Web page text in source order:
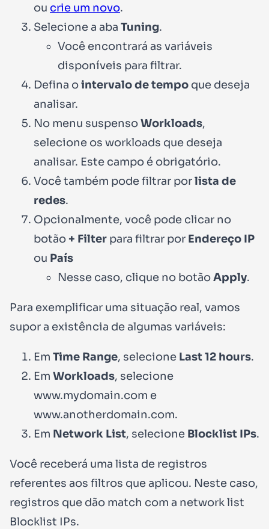
ou crie um novo.
Selecione a aba Tuning.
Você encontrará as variáveis
disponíveis para filtrar.
Defina ointervalo de tempo que deseja
analisar.
No menu suspensoWorkloads,
selecione os workloads que deseja
analisar. Este campo é obrigatório.
Você também pode filtrar porlista de
redes.
Opcionalmente, você pode clicar no
botão + Filter para filtrar por Endereço IP
ou País
Nesse caso, clique no botãoApply.
Para exemplificar uma situação real, vamos
supor a existência de algumas variáveis:
Em Time Range, selecione Last 12 hours.
Em Workloads, selecione
www.mydomain.com e
www.anotherdomain.com.
Em Network List, selecione Blocklist IPs.
Você receberá uma lista de registros
referentes aos filtros que aplicou. Neste caso,
registros que dão match com a network list
Blocklist IPs.